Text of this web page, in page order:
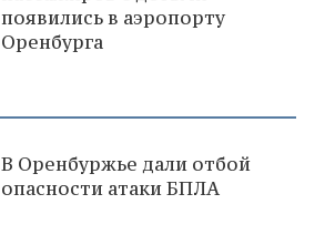
появились в аэропорту
Оренбурга
В Оренбуржье дали отбой
опасности атаки БПЛА